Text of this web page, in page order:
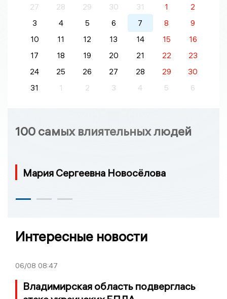
27 28 29 30 31 1
2
3
4 5 6 7 8
9
10
11 12 13 14 15
16
17
18 19 20 21 22
23
24
25 26 27 28 29
30
31
1 2 3 4 5 6
100 самых влиятельных людей
Мария Сергеевна Новосёлова
Интересные новости
06/08 08:47
Владимирская область подверглась